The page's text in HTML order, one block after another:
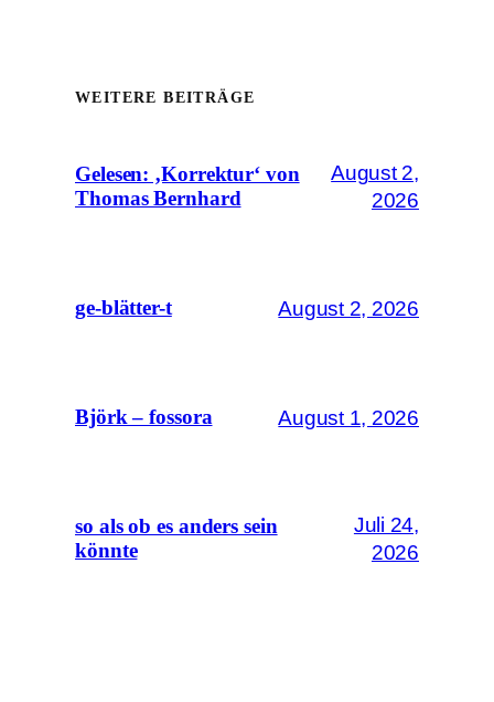
WEITERE BEITRÄGE
Gelesen: ‚Korrektur‘ von
Thomas Bernhard
August 2,
2026
ge-blätter-t August 2, 2026
Björk – fossora August 1, 2026
so als ob es anders sein
könnte
Juli 24,
2026